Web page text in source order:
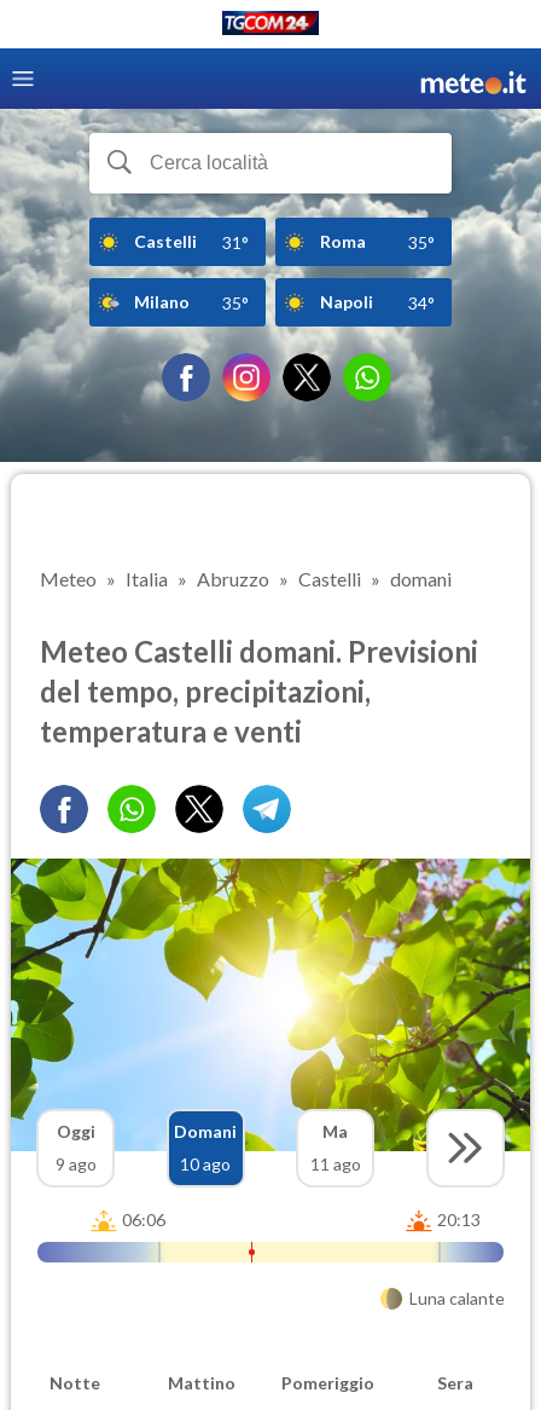
Castelli 31° Roma 35°
Milano 35° Napoli 34°
Meteo Italia Abruzzo Castelli domani
Meteo Castelli domani. Previsioni
del tempo, precipitazioni,
temperatura e venti
Oggi
9 ago
Domani
10 ago
Ma
11 ago
06:06 20:13
Luna calante
Notte Mattino Pomeriggio Sera